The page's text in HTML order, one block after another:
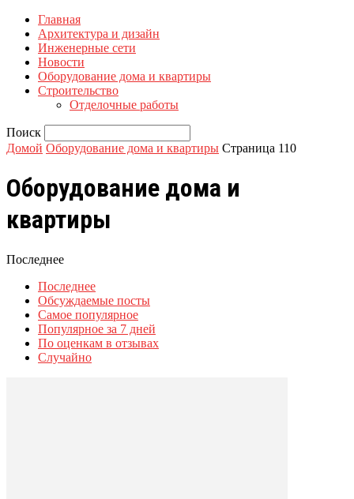
Главная
Архитектура и дизайн
Инженерные сети
Новости
Оборудование дома и квартиры
Строительство
Отделочные работы
Поиск
Домой Оборудование дома и квартиры Страница 110
Оборудование дома и
квартиры
Последнее
Последнее
Обсуждаемые посты
Самое популярное
Популярное за 7 дней
По оценкам в отзывах
Случайно